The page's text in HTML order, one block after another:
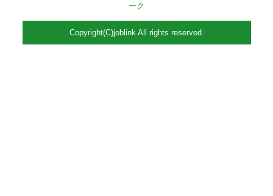
ーク
Copyright(C)joblink All rights reserved.